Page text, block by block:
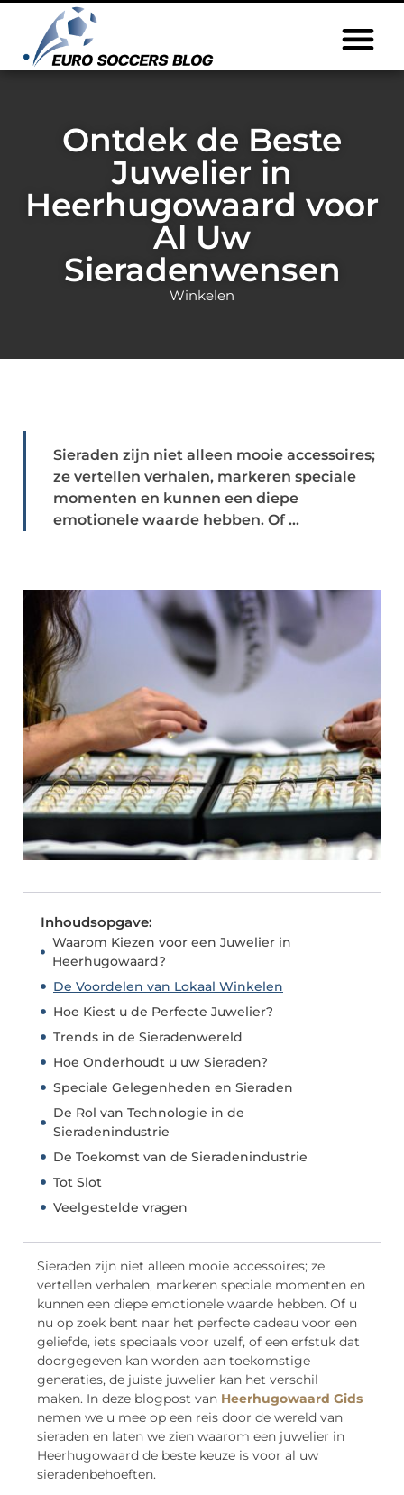
Ontdek de Beste
Juwelier in
Heerhugowaard voor
Al Uw
Sieradenwensen
Winkelen
Sieraden zijn niet alleen mooie accessoires;
ze vertellen verhalen, markeren speciale
momenten en kunnen een diepe
emotionele waarde hebben. Of ...
Inhoudsopgave:
Waarom Kiezen voor een Juwelier in
Heerhugowaard?
De Voordelen van Lokaal Winkelen
Hoe Kiest u de Perfecte Juwelier?
Trends in de Sieradenwereld
Hoe Onderhoudt u uw Sieraden?
Speciale Gelegenheden en Sieraden
De Rol van Technologie in de
Sieradenindustrie
De Toekomst van de Sieradenindustrie
Tot Slot
Veelgestelde vragen
Sieraden zijn niet alleen mooie accessoires; ze
vertellen verhalen, markeren speciale momenten en
kunnen een diepe emotionele waarde hebben. Of u
nu op zoek bent naar het perfecte cadeau voor een
geliefde, iets speciaals voor uzelf, of een erfstuk dat
doorgegeven kan worden aan toekomstige
generaties, de juiste juwelier kan het verschil
maken. In deze blogpost van Heerhugowaard Gids
nemen we u mee op een reis door de wereld van
sieraden en laten we zien waarom een juwelier in
Heerhugowaard de beste keuze is voor al uw
sieradenbehoeften.